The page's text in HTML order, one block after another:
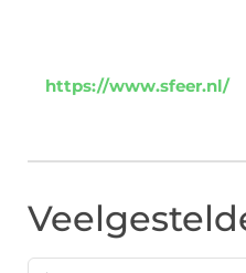
https://www.sfeer.nl/